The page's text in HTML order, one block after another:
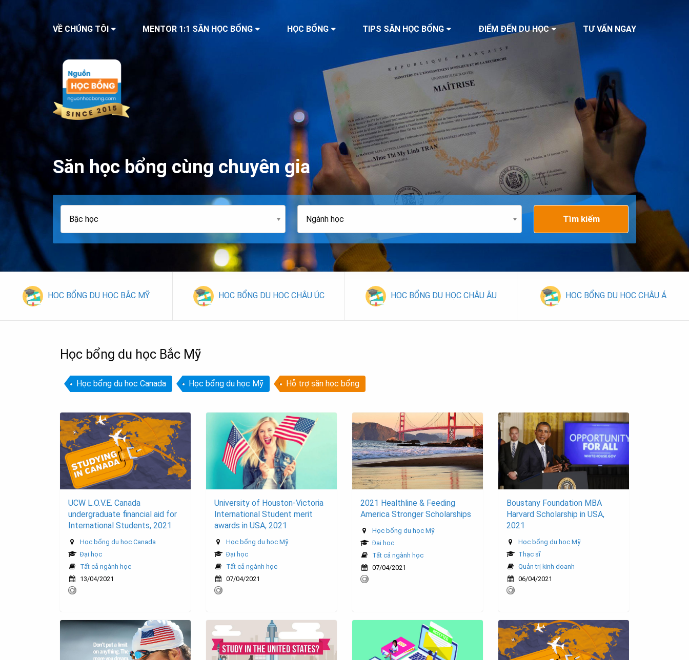
VỀ CHÚNG TÔI MENTOR 1:1 SĂN HỌC BỔNG HỌC BỔNG TIPS SĂN HỌC BỔNG ĐIỂM ĐẾN DU HỌC TƯ VẤN NGAY
Săn học bổng cùng chuyên gia
Tìm kiếm
HỌC BỔNG DU HỌC BẮC MỸ HỌC BỔNG DU HỌC CHÂU ÚC HỌC BỔNG DU HỌC CHÂU ÂU HỌC BỔNG DU HỌC CHÂU Á
Học bổng du học Bắc Mỹ
Học bổng du học Canada Học bổng du học Mỹ Hỗ trợ săn học bổng
UCW L.O.V.E. Canada
undergraduate financial aid for
International Students, 2021
Học bổng du học Canada
Đại học
Tất cả ngành học
13/04/2021
University of Houston-Victoria
International Student merit
awards in USA, 2021
Học bổng du học Mỹ
Đại học
Tất cả ngành học
07/04/2021
2021 Healthline & Feeding
America Stronger Scholarships
Học bổng du học Mỹ
Đại học
Tất cả ngành học
07/04/2021
Boustany Foundation MBA
Harvard Scholarship in USA,
2021
Học bổng du học Mỹ
Thạc sĩ
Quản trị kinh doanh
06/04/2021